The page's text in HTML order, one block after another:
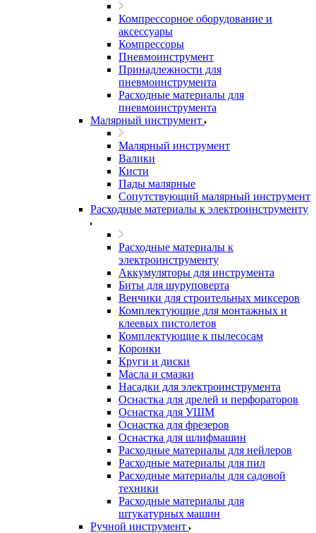
Компрессорное оборудование и
аксессуары
Компрессоры
Пневмоинструмент
Принадлежности для
пневмоинструмента
Расходные материалы для
пневмоинструмента
Малярный инструмент
Малярный инструмент
Валики
Кисти
Пады малярные
Сопутствующий малярный инструмент
Расходные материалы к электроинструменту
Расходные материалы к
электроинструменту
Аккумуляторы для инструмента
Биты для шуруповерта
Венчики для строительных миксеров
Комплектующие для монтажных и
клеевых пистолетов
Комплектующие к пылесосам
Коронки
Круги и диски
Масла и смазки
Насадки для электроинструмента
Оснастка для дрелей и перфораторов
Оснастка для УШМ
Оснастка для фрезеров
Оснастка для шлифмашин
Расходные материалы для нейлеров
Расходные материалы для пил
Расходные материалы для садовой
техники
Расходные материалы для
штукатурных машин
Ручной инструмент